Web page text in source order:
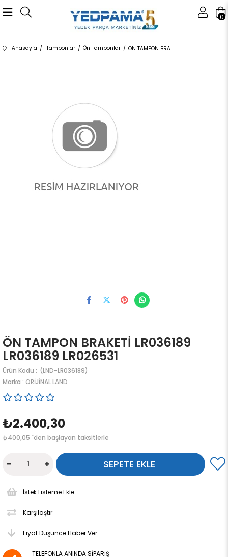
0
Anasayfa Tamponlar Ön Tamponlar ÖN TAMPON BRAKETİ LR036189 LR036189 LR026531
ÖN TAMPON BRAKETİ LR036189
LR036189 LR026531
(LND-LR036189)
Marka : ORİJİNAL LAND
₺2.400,30
₺400,05 `den başlayan taksitlerle
İstek Listeme Ekle
Karşılaştır
Fiyat Düşünce Haber Ver
TELEFONLA ANINDA SIPARIŞ